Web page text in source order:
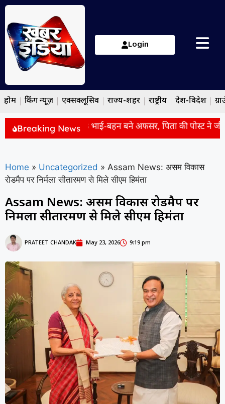
Login
होम ब्रेकिंग न्यूज़ एक्सक्लूसिव राज्य-शहर राष्ट्रीय देश-विदेश
Breaking News
एक ही परिवार के 3 भाई-बहन बने अफसर, पिता की पोस्ट ने जीता
Home » Uncategorized » Assam News: असम विकास
रोडमैप पर निर्मला सीतारमण से मिले सीएम हिमंता
Assam News: असम विकास रोडमैप पर
निर्मला सीतारमण से मिले सीएम हिमंता
PRATEET CHANDAK May 23, 2026 9:19 pm